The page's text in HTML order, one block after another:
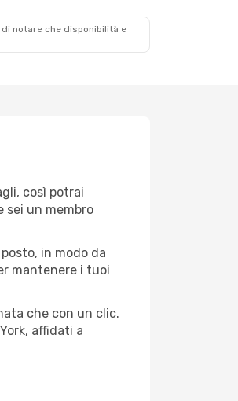
notare che disponibilità e
così potrai
sei un membro
in modo da
mantenere i tuoi
che con un clic.
affidati a